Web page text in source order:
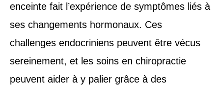
enceinte fait l’expérience de symptômes liés à
ses changements hormonaux. Ces
challenges endocriniens peuvent être vécus
sereinement, et les soins en chiropractie
peuvent aider à y palier grâce à des